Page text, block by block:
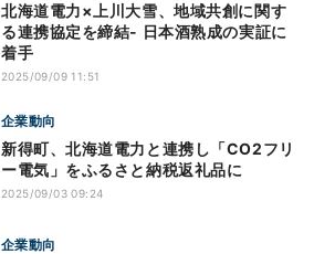
北海道電力×上川大雪、地域共創に関す
る連携協定を締結- 日本酒熟成の実証に
着手
2025/09/09 11:51
企業動向
新得町、北海道電力と連携し「CO2フリ
ー電気」をふるさと納税返礼品に
2025/09/03 09:24
企業動向